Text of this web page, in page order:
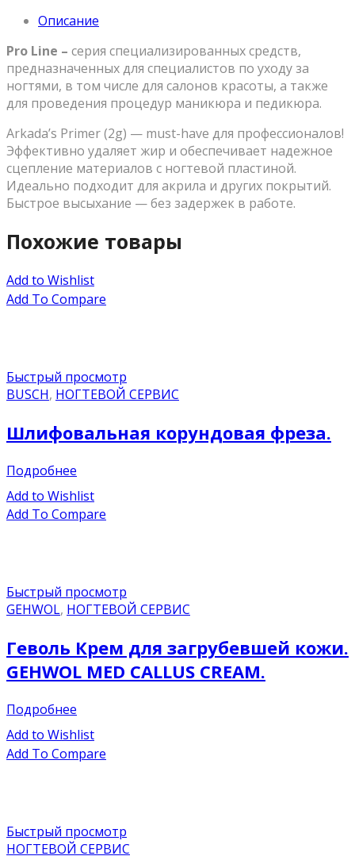
Описание
Pro Line – серия специализированных средств,
предназначенных для специалистов по уходу за
ногтями, в том числе для салонов красоты, а также
для проведения процедур маникюра и педикюра.
Arkada’s Primer (2g) — must-have для профессионалов!
Эффективно удаляет жир и обеспечивает надежное
сцепление материалов с ногтевой пластиной.
Идеально подходит для акрила и других покрытий.
Быстрое высыхание — без задержек в работе.
Похожие товары
Add to Wishlist
Add To Compare
Быстрый просмотр
BUSCH, НОГТЕВОЙ СЕРВИС
Шлифовальная корундовая фреза.
Подробнее
Add to Wishlist
Add To Compare
Быстрый просмотр
GEHWOL, НОГТЕВОЙ СЕРВИС
Геволь Крем для загрубевшей кожи.
GEHWOL MED CALLUS CREAM.
Подробнее
Add to Wishlist
Add To Compare
Быстрый просмотр
НОГТЕВОЙ СЕРВИС